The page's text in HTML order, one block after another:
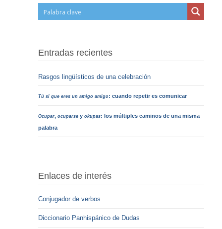
Entradas recientes
Rasgos lingüísticos de una celebración
Tú sí que eres un amigo amigo: cuando repetir es comunicar
Ocupar,ocuparse yokupas: los múltiples caminos de una misma
palabra
Enlaces de interés
Conjugador de verbos
Diccionario Panhispánico de Dudas